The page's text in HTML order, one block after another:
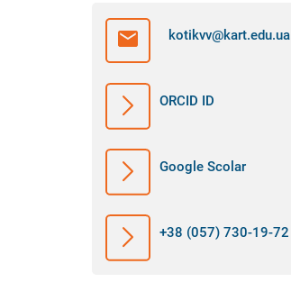
kotikvv@kart.edu.ua
ORCID ID
Google Scolar
+38 (057) 730-19-72